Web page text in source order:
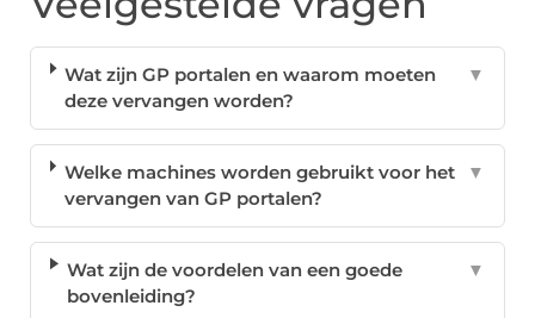
Wat zijn GP portalen en waarom moeten
deze vervangen worden?
▼
Welke machines worden gebruikt voor het
vervangen van GP portalen?
▼
Wat zijn de voordelen van een goede
bovenleiding?
▼